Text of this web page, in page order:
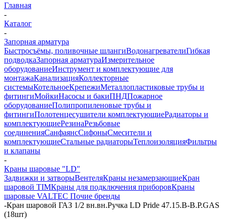
Главная
-
Каталог
-
Запорная арматура
Быстросъёмы, поливочные шлангиВодонагревателиГибкая
подводкаЗапорная арматураИзмерительное
оборудованиеИнструмент и комплектующие для
монтажаКанализацияКоллекторные
системыКотельноеКрепежиМеталлопластиковые трубы и
фитингиМойкиНасосы и бакиПНДПожарное
оборудованиеПолипропиленовые трубы и
фитингиПолотенцесушители комплектующиеРадиаторы и
комплектующиеРезинаРезьбовые
соединенияСанфаянсСифоныСмесители и
комплектующиеСтальные радиаторыТеплоизоляцияФильтры
и клапаны
-
Краны шаровые "LD"
Задвижки и затворыВентеляКраны незамерзающиеКран
шаровой TIMКраны для подключения приборовКраны
шаровые VALTEC Почие бренды
-Кран шаровой ГАЗ 1/2 вн.вн.Ручка LD Pride 47.15.B-В.Р.GAS
(18шт)